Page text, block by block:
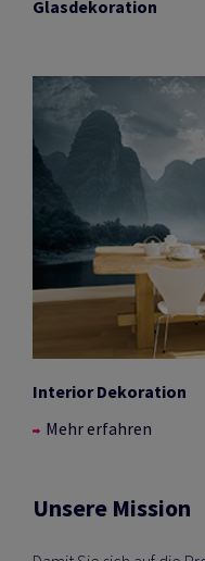
Glasdekoration
Interior Dekoration
Mehr erfahren
Unsere Mission